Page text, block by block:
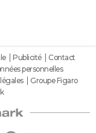
Publicité
Contact
personnelles
Groupe Figaro